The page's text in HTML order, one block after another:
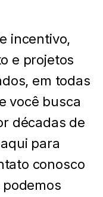
incentivo,
e projetos
em todas
você busca
décadas de
para
conosco